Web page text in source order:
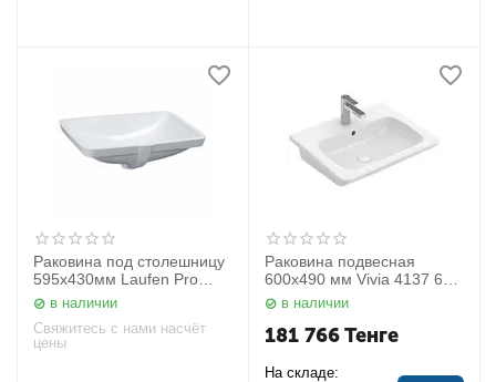
Раковина под столешницу
595х430мм Laufen Pro
8119630001091
в наличии
Свяжитесь с нами насчёт
цены
Раковина подвесная
600x490 мм Vivia 4137 60
01 Villeroy&Boch
в наличии
181 766Тенге
На складе: